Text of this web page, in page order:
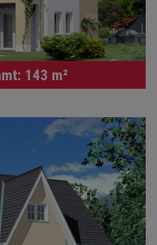
143 m²